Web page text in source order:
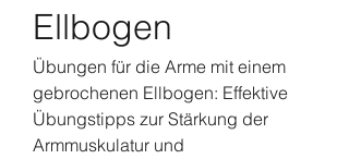
Ellbogen
Übungen für die Arme mit einem
gebrochenen Ellbogen: Effektive
Übungstipps zur Stärkung der
Armmuskulatur und